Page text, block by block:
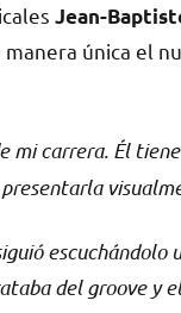
Jean-
única el
carrera. Él
del groove y